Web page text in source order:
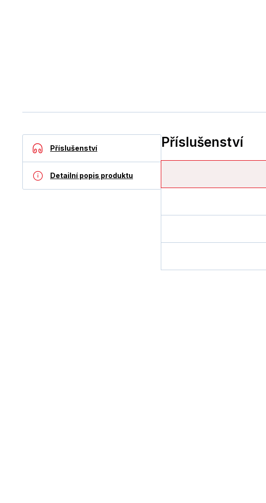
Příslušenství
Detailní popis produktu
Příslušenství